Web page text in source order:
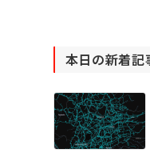
本日の新着記